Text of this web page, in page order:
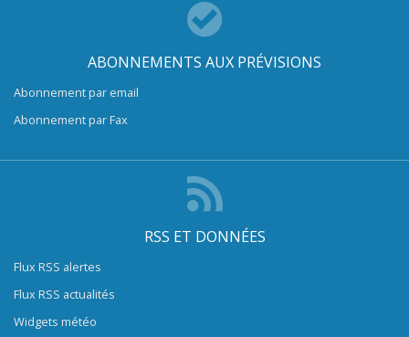
ABONNEMENTS AUX PRÉVISIONS
Abonnement par email
Abonnement par Fax
RSS ET DONNÉES
Flux RSS alertes
Flux RSS actualités
Widgets météo